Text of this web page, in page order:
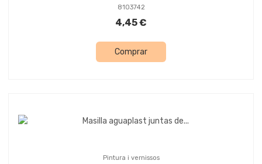
8103742
4,45 €
Comprar
Pintura i vernissos